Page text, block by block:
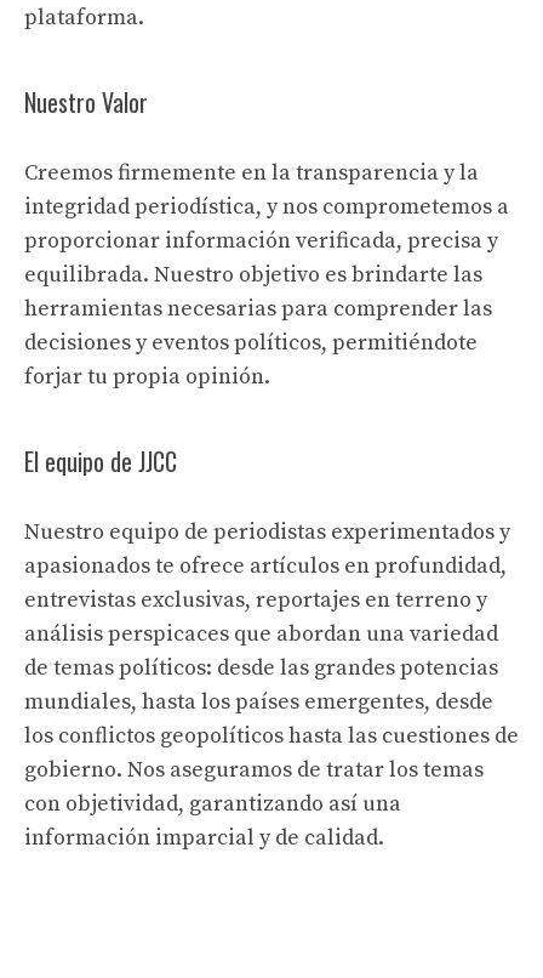
plataforma.
Nuestro Valor
Creemos firmemente en la transparencia y la
integridad periodística, y nos comprometemos a
proporcionar información verificada, precisa y
equilibrada. Nuestro objetivo es brindarte las
herramientas necesarias para comprender las
decisiones y eventos políticos, permitiéndote
forjar tu propia opinión.
El equipo de JJCC
Nuestro equipo de periodistas experimentados y
apasionados te ofrece artículos en profundidad,
entrevistas exclusivas, reportajes en terreno y
análisis perspicaces que abordan una variedad
de temas políticos: desde las grandes potencias
mundiales, hasta los países emergentes, desde
los conflictos geopolíticos hasta las cuestiones de
gobierno. Nos aseguramos de tratar los temas
con objetividad, garantizando así una
información imparcial y de calidad.